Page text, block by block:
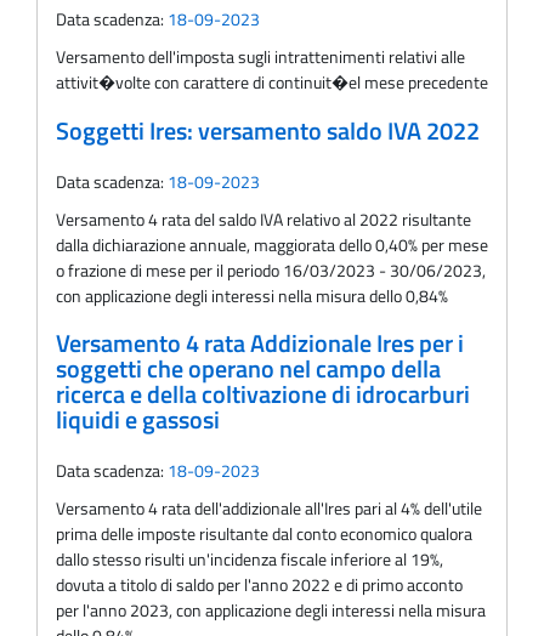
Data scadenza: 18-09-2023
Versamento dell'imposta sugli intrattenimenti relativi alle
attivit�volte con carattere di continuit�el mese precedente
Soggetti Ires: versamento saldo IVA 2022
Data scadenza: 18-09-2023
Versamento 4 rata del saldo IVA relativo al 2022 risultante
dalla dichiarazione annuale, maggiorata dello 0,40% per mese
o frazione di mese per il periodo 16/03/2023 - 30/06/2023,
con applicazione degli interessi nella misura dello 0,84%
Versamento 4 rata Addizionale Ires per i
soggetti che operano nel campo della
ricerca e della coltivazione di idrocarburi
liquidi e gassosi
Data scadenza: 18-09-2023
Versamento 4 rata dell'addizionale all'Ires pari al 4% dell'utile
prima delle imposte risultante dal conto economico qualora
dallo stesso risulti un'incidenza fiscale inferiore al 19%,
dovuta a titolo di saldo per l'anno 2022 e di primo acconto
per l'anno 2023, con applicazione degli interessi nella misura